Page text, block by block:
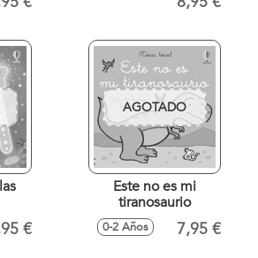
€
AGOTADO
Este no es mi
tiranosaurio
0-2 Años 7,95 €